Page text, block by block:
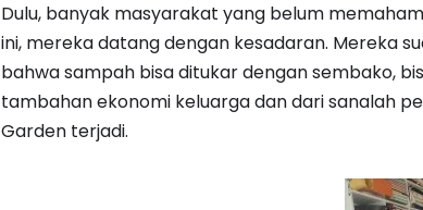
Dulu, banyak masyarakat yang belum
ini, mereka datang dengan kesadaran. Mereka
bahwa sampah bisa ditukar dengan sembako,
tambahan ekonomi keluarga dan dari sanalah
Garden terjadi.